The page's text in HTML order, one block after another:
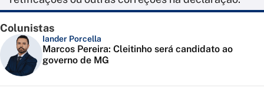
Colunistas
Iander Porcella
Marcos Pereira: Cleitinho será candidato ao
governo de MG